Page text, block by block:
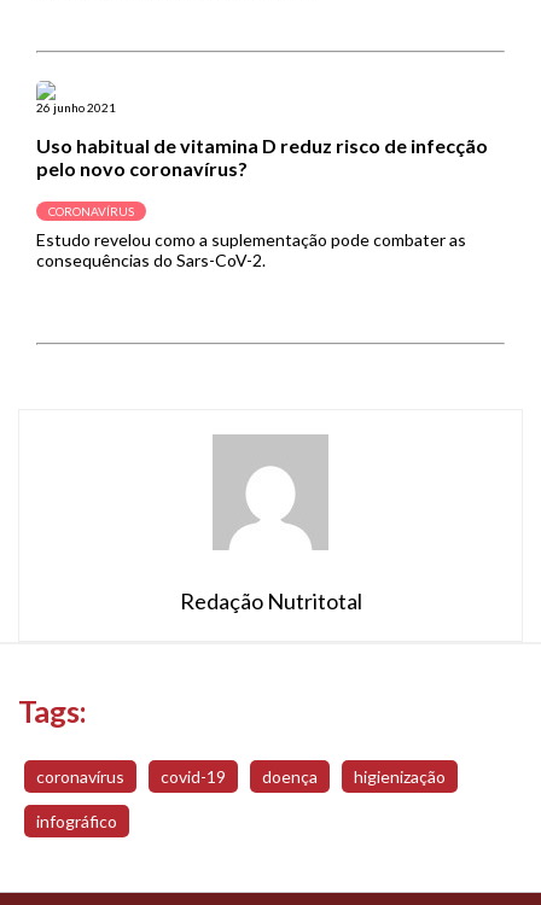
26 junho 2021
Uso habitual de vitamina D reduz risco de infecção
pelo novo coronavírus?
CORONAVÍRUS
Estudo revelou como a suplementação pode combater as
consequências do Sars-CoV-2.
Redação Nutritotal
Tags:
coronavírus covid-19 doença higienização
infográfico